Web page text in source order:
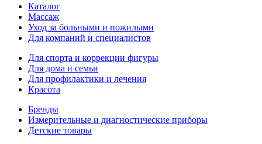
Каталог
Массаж
Уход за больными и пожилыми
Для компаний и специалистов
Для спорта и коррекции фигуры
Для дома и семьи
Для профилактики и лечения
Красота
Бренды
Измерительные и диагностические приборы
Детские товары